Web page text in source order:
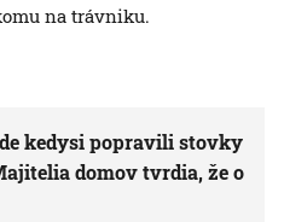
na trávniku.
kedysi popravili stovky
domov tvrdia, že o